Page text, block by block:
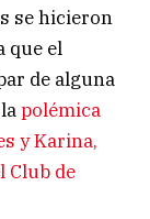
se hicieron
que el
de alguna
polémica
y Karina,
Club de